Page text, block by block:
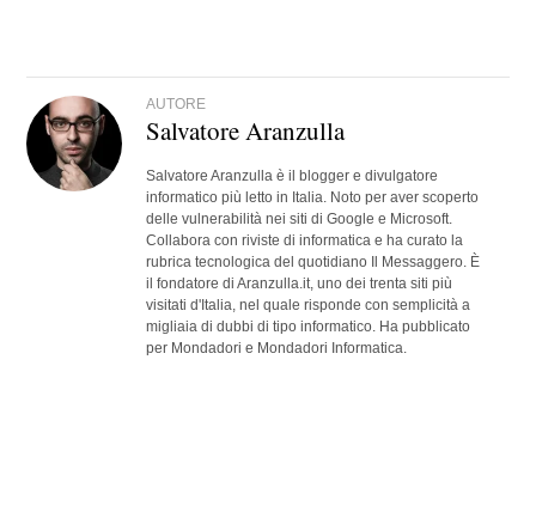
AUTORE
Salvatore Aranzulla
Salvatore Aranzulla è il blogger e divulgatore
informatico più letto in Italia. Noto per aver scoperto
delle vulnerabilità nei siti di Google e Microsoft.
Collabora con riviste di informatica e ha curato la
rubrica tecnologica del quotidiano Il Messaggero. È
il fondatore di Aranzulla.it, uno dei trenta siti più
visitati d'Italia, nel quale risponde con semplicità a
migliaia di dubbi di tipo informatico. Ha pubblicato
per Mondadori e Mondadori Informatica.